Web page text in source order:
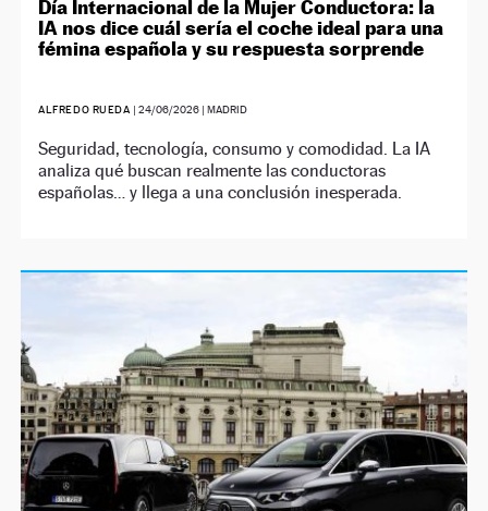
Día Internacional de la Mujer Conductora: la
IA nos dice cuál sería el coche ideal para una
fémina española y su respuesta sorprende
ALFREDO RUEDA | 24/06/2026| MADRID
Seguridad, tecnología, consumo y comodidad. La IA
analiza qué buscan realmente las conductoras
españolas… y llega a una conclusión inesperada.